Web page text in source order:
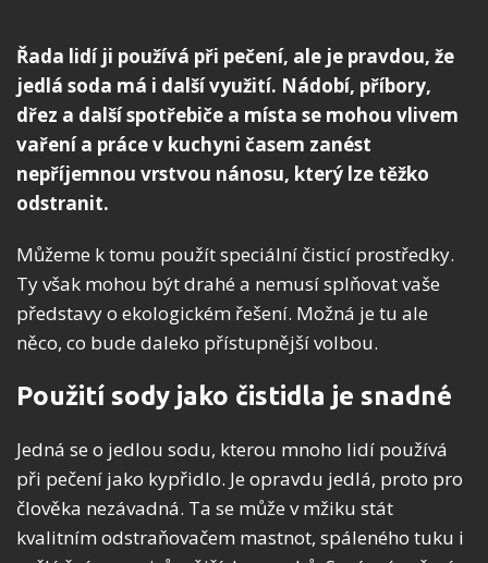
Řada lidí ji používá při pečení, ale je pravdou, že
jedlá soda má i další využití. Nádobí, příbory,
dřez a další spotřebiče a místa se mohou vlivem
vaření a práce v kuchyni časem zanést
nepříjemnou vrstvou nánosu, který lze těžko
odstranit.
Můžeme k tomu použít speciální čisticí prostředky.
Ty však mohou být drahé a nemusí splňovat vaše
představy o ekologickém řešení. Možná je tu ale
něco, co bude daleko přístupnější volbou.
Použití sody jako čistidla je snadné
Jedná se o jedlou sodu, kterou mnoho lidí používá
při pečení jako kypřidlo. Je opravdu jedlá, proto pro
člověka nezávadná. Ta se může v mžiku stát
kvalitním odstraňovačem mastnot, spáleného tuku i